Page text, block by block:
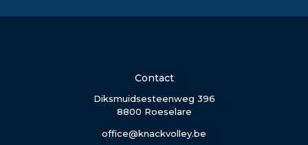
Contact
Diksmuidsesteenweg 396
8800 Roeselare
office@knackvolley.be